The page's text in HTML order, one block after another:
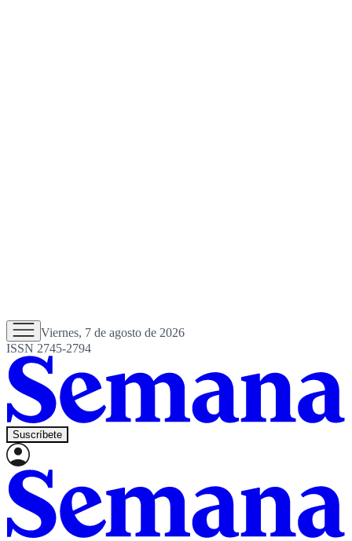
Viernes, 7 de agosto de 2026
ISSN 2745-2794
Suscríbete